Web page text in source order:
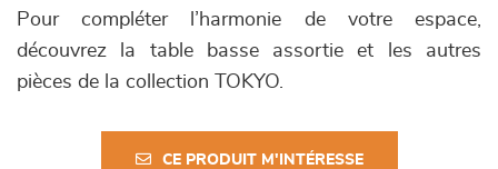
Pour compléter l’harmonie de votre espace,
découvrez la table basse assortie et les autres
pièces de la collection TOKYO.
CE PRODUIT M'INTÉRESSE